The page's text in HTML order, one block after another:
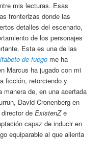
mis lecturas. Esas
fronterizas donde las
detalles del escenario,
de los personajes
Esta es una de las
de fuego me ha
Marcus ha jugado con mi
ficción, retorciendo y
de, en una acertada
David Cronenberg en
director deExistenZe
capaz de inducir en
equiparable al que alienta